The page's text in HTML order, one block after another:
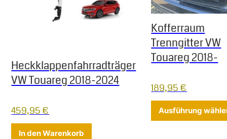
Heckklappenfahrradträger
VW Touareg 2018-2024
459,95€
In den Warenkorb
Kofferraum
Trenngitter VW
Touareg 2018-
189,95€
Ausführung